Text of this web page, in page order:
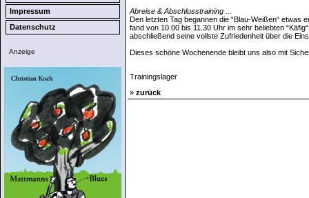
Impressum
Datenschutz
Anzeige
Abreise & Abschlusstraining ...
Den letzten Tag begannen die “Blau-Weißen“
fand von 10.00 bis 11.30 Uhr im sehr beliebten
abschließend seine vollste Zufriedenheit über die
Dieses schöne Wochenende bleibt uns also mit
Trainingslager
» zurück